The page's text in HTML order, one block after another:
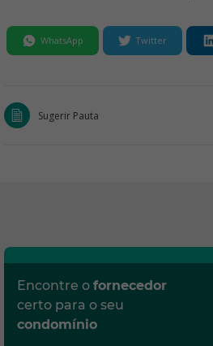
WhatsApp Twitter
Sugerir Pauta
Encontre o fornecedor
certo para o seu
condomínio